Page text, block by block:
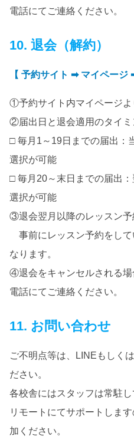
電話にてご連絡ください。
10. 退会（解約）
【 予約サイト ➡ マイページ
①予約サイト内マイページよ
②届出日と退会適用のタイミ
□ 毎月1～19日までの届出：
選択が可能
□ 毎月20～末日までの届出
選択が可能
③退会翌月以降のレッスン予
事前にレッスン予約をして
なります。
④退会をキャンセルされる
電話にてご連絡ください。
11. お問い合わせ
ご不明点等は、LINEもしく
ださい。
各校舎にはスタッフは常駐し
リモートにてサポートしま
加ください。